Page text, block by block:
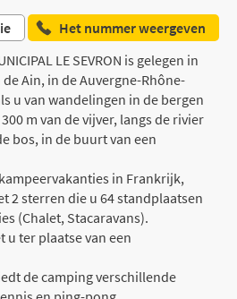
Het nummer weergeven
LE SEVRON is gelegen in
Ain, in de Auvergne-Rhône-
u van wandelingen in de bergen
m van de vijver, langs de rivier
bos, in de buurt van een
in Frankrijk,
2 sterren die u 64 standplaatsen
(Chalet, Stacaravans).
u ter plaatse van een
de camping verschillende